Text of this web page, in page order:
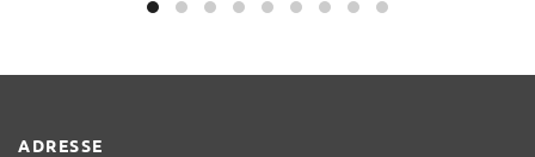
ADRESSE